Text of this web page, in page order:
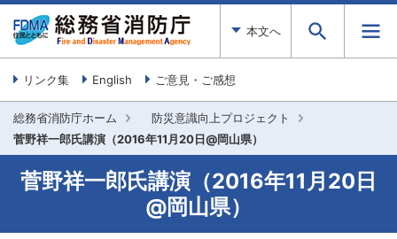
本文へ
リンク集 English ご意見・ご感想
総務省消防庁ホーム
防災意識向上プロジェクト
菅野祥一郎氏講演（2016年11月20日@岡山県）
菅野祥一郎氏講演（2016年11月20日
@岡山県）